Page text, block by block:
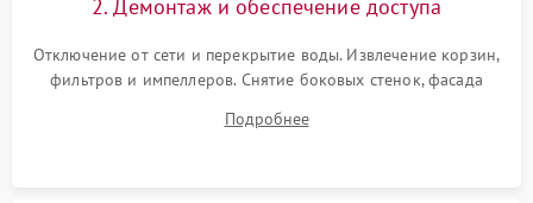
2. Демонтаж и обеспечение доступа
Отключение от сети и перекрытие воды. Извлечение корзин,
фильтров и импеллеров. Снятие боковых стенок, фасада
циркуляционному насосу, ТЭНу и сливной помпе.
Подробнее